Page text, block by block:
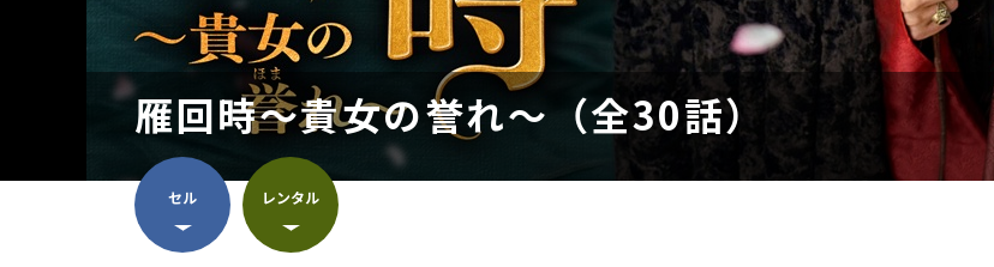
雁回時～貴女の誉れ～（全30話）
セル レンタル